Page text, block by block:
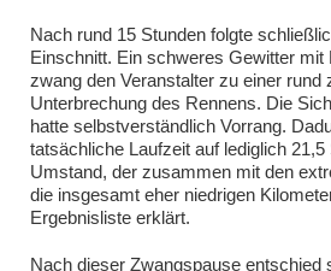
Nach rund 15 Stunden folgte
Einschnitt. Ein schweres Gewitter mit
zwang den Veranstalter zu einer rund
Unterbrechung des Rennens. Die
hatte selbstverständlich Vorrang.
tatsächliche Laufzeit auf lediglich 21,5
Umstand, der zusammen mit den
die insgesamt eher niedrigen
Ergebnisliste erklärt.
Nach dieser Zwangspause entschied